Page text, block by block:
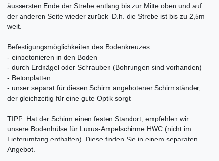
äussersten Ende der Strebe entlang bis zur Mitte oben und auf
der anderen Seite wieder zurück. D.h. die Strebe ist bis zu 2,5m
weit.
Befestigungsmöglichkeiten des Bodenkreuzes:
- einbetonieren in den Boden
- durch Erdnägel oder Schrauben (Bohrungen sind vorhanden)
- Betonplatten
- unser separat für diesen Schirm angebotener Schirmständer,
der gleichzeitig für eine gute Optik sorgt
TIPP: Hat der Schirm einen festen Standort, empfehlen wir
unsere Bodenhülse für Luxus-Ampelschirme HWC (nicht im
Lieferumfang enthalten). Diese finden Sie in einem separaten
Angebot.